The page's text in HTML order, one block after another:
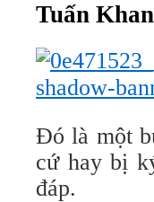
Tuấn
Đó là một
cứ hay bị
đáp.